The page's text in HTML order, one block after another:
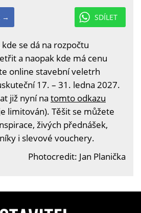
SDÍLET
→
se dá na rozpočtu
a naopak kde má cenu
online stavební veletrh
17. – 31. ledna 2027.
již nyní na tomto odkazu
limitován). Těšit se můžete
živých přednášek,
i slevové vouchery.
Photocredit: Jan Planička